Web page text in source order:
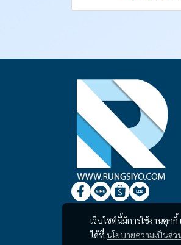
เว็บไซต์นี้มีการใช้งานคุก
ได้ที่ นโยบายความเป็นส่ว